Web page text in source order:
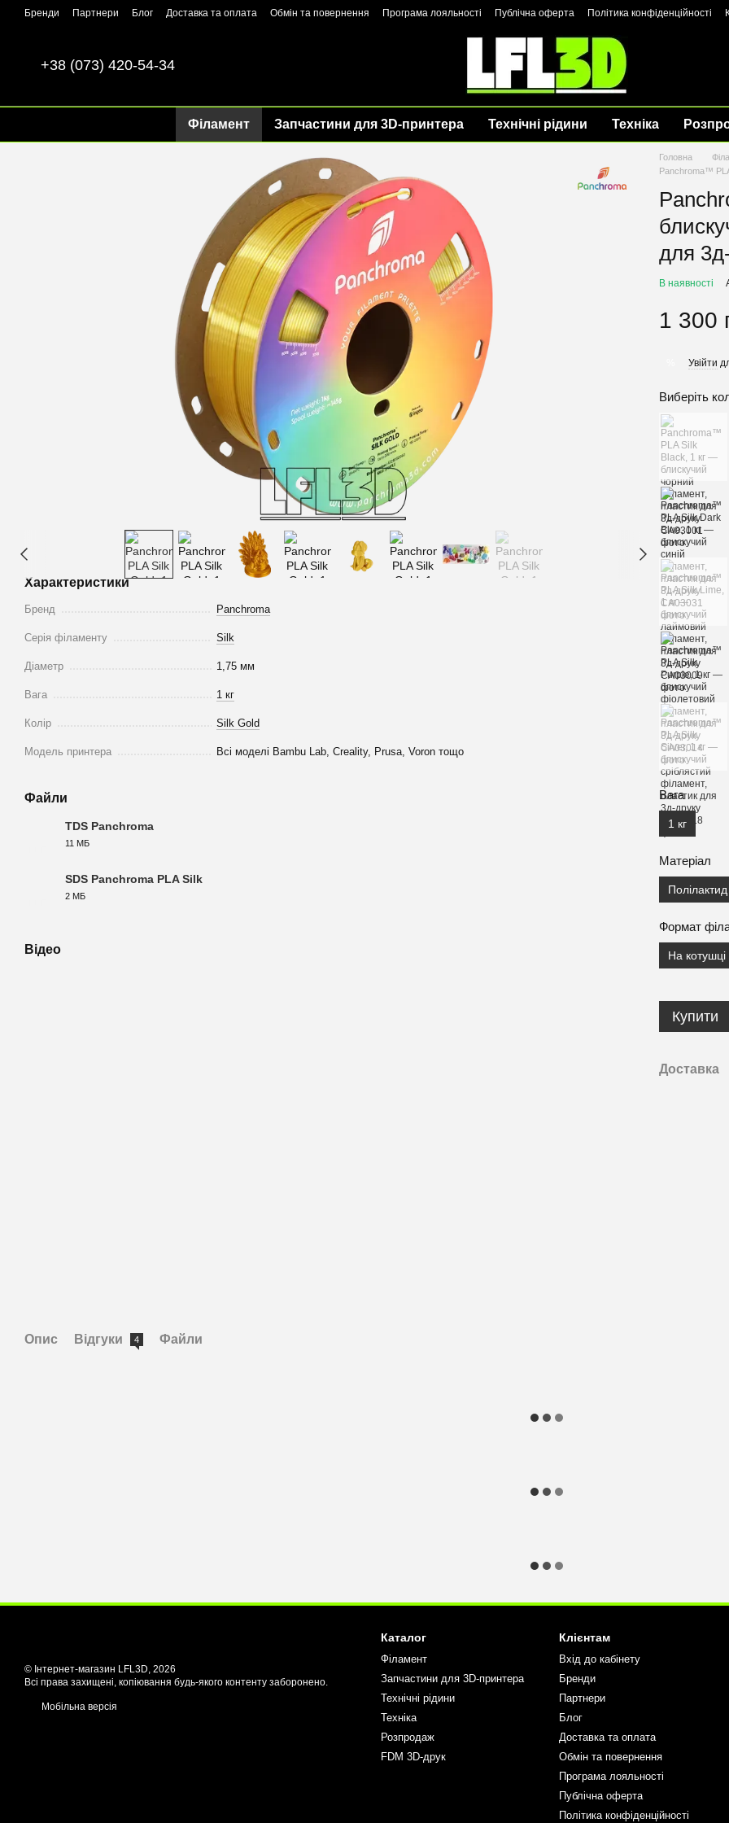
Перейти до основного контенту
Бренди Партнери Блог Доставка та оплата Обмін та повернення Програма лояльності Публічна оферта Політика конфіденційності
+38 (073) 420-54-34
Філамент Запчастини для 3D-принтера Технічні рідини Техніка
Характеристики
Бренд Panchroma
Серія філаменту Silk
Діаметр 1,75 мм
Вага 1 кг
Колір Silk Gold
Модель принтера Всі моделі Bambu Lab, Creality, Prusa, Voron тощо
Файли
TDS Panchroma
11 МБ
SDS Panchroma PLA Silk
2 МБ
Відео
Головна
Panchroma™
для
В наявності
1 300
Увійти
Виберіть
Вага
1 кг
Матеріал
Полілактид
Формат
На котушці
Купити
Доставка
Опис Відгуки 4 Файли
© Інтернет-магазин LFL3D, 2026
Всі права захищені, копіювання будь-якого контенту заборонено.
Мобільна версія
Каталог
Філамент
Запчастини для 3D-принтера
Технічні рідини
Техніка
Розпродаж
FDM 3D-друк
Клієнтам
Вхід до кабінету
Бренди
Партнери
Блог
Доставка та оплата
Обмін та повернення
Програма лояльності
Публічна оферта
Політика конфіденційності